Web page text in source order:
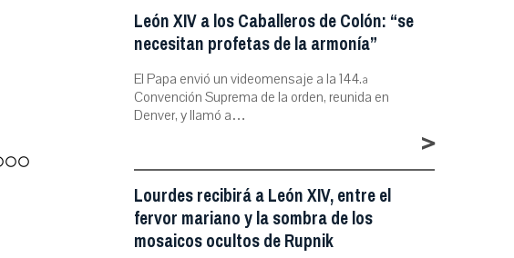
León XIV a los Caballeros de Colón: “se
necesitan profetas de la armonía”
El Papa envió un videomensaje a la 144.ª
Convención Suprema de la orden, reunida en
Denver, y llamó a…
>
Lourdes recibirá a León XIV, entre el
fervor mariano y la sombra de los
mosaicos ocultos de Rupnik